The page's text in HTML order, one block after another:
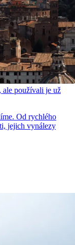
ale používali je už
Od rychlého
jejich vynálezy